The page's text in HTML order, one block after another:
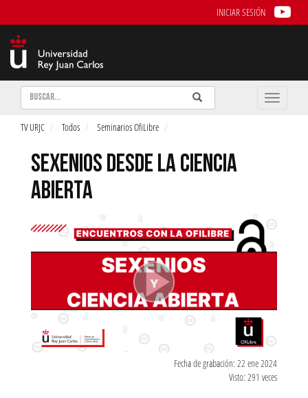
INICIAR SESIÓN
Buscar Enviar
Buscar
Toggle
TV URJC Todos Seminarios OfiLibre
SEXENIOS DESDE LA CIENCIA
ABIERTA
Fecha de grabación: 22 ene 2024
Visto: 291 veces